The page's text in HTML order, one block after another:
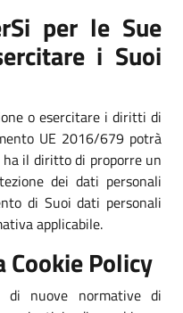
per le Sue
i Suoi
o esercitare i diritti di
UE 2016/679 potrà
il diritto di proporre un
dei dati personali
di Suoi dati personali
applicabile.
Policy
di nuove normative di